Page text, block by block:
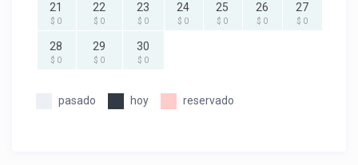
21
$ 0
22
$ 0
23
$ 0
24
$ 0
25
$ 0
26
$ 0
27
$ 0
28
$ 0
29
$ 0
30
$ 0
pasado hoy reservado